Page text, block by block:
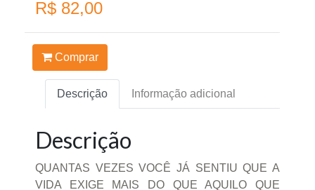
R$ 82,00
Comprar
Descrição Informação adicional
Descrição
QUANTAS VEZES VOCÊ JÁ SENTIU QUE A
VIDA EXIGE MAIS DO QUE AQUILO QUE